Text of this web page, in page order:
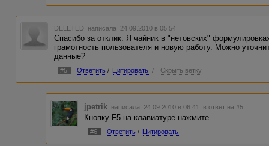
DELETED написала 24.09.2010 в 05:54
Спасибо за отклик. Я чайник в "нетовских"
грамотность пользователя и новую работу. Можно
данные?
#5 Ответить / Цитировать / Скрыть ветку
jpetrik написала 24.09.2010 в 06:41 в ответ на #5
Кнопку F5 на клавиатуре нажмите.
#6 Ответить / Цитировать